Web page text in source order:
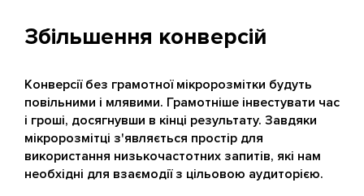
Збільшення конверсій
Конверсії без грамотної мікророзмітки будуть
повільними і млявими. Грамотніше інвестувати час
і гроші, досягнувши в кінці результату. Завдяки
мікророзмітці з'являється простір для
використання низькочастотних запитів, які нам
необхідні для взаємодії з цільовою аудиторією.